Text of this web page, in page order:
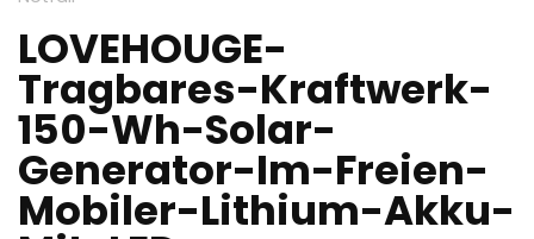
LOVEHOUGE-
Tragbares-Kraftwerk-
150-Wh-Solar-
Generator-Im-Freien-
Mobiler-Lithium-Akku-